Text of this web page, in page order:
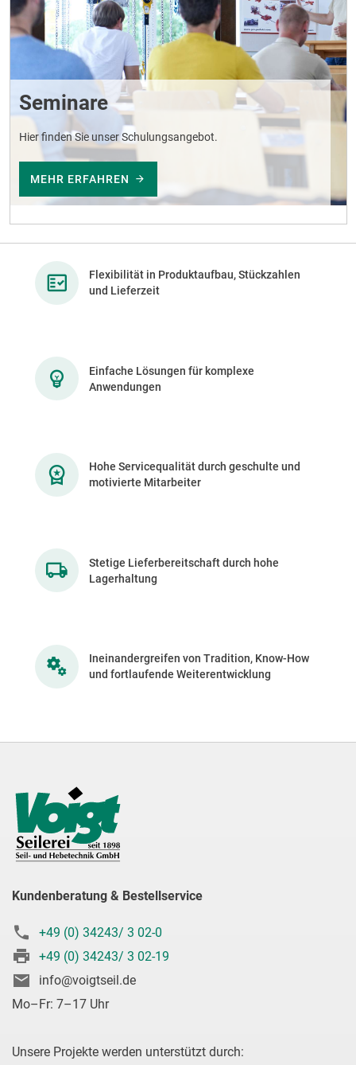
Seminare
Hier finden Sie unser Schulungsangebot.
MEHR ERFAHREN
Flexibilität in Produktaufbau, Stückzahlen
und Lieferzeit
Einfache Lösungen für komplexe
Anwendungen
Hohe Servicequalität durch geschulte und
motivierte Mitarbeiter
Stetige Lieferbereitschaft durch hohe
Lagerhaltung
Ineinandergreifen von Tradition, Know-How
und fortlaufende Weiterentwicklung
Kundenberatung & Bestellservice
+49 (0) 34243/ 3 02-0
+49 (0) 34243/ 3 02-19
info@voigtseil.de
Mo–Fr: 7–17 Uhr
Unsere Projekte werden unterstützt durch: